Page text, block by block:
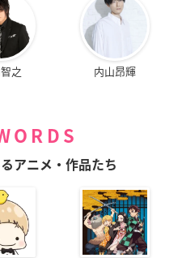
之 内山昂輝
アニメ・作品たち